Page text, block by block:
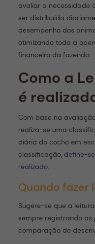
avaliar a necessidade
ser distribuída
desempenho dos
otimizando toda a
financeiro da fazenda.
Como a
é
Com base na
realiza-se uma
diária do cocho em
classificação, define-
realizado.
Quando fazer
Sugere-se que a
sempre registrando
comparação de